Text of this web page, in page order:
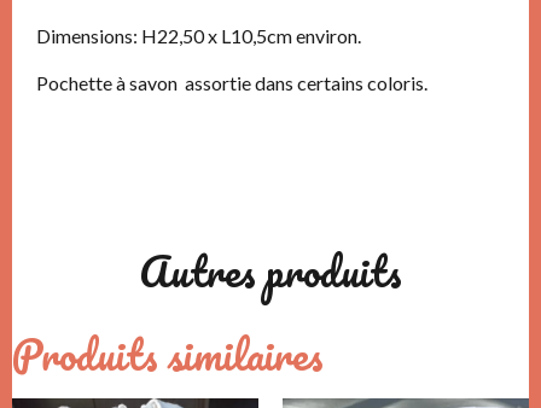
Dimensions: H22,50 x L10,5cm environ.
Pochette à savon assortie dans certains coloris.
Autres produits
Produits similaires